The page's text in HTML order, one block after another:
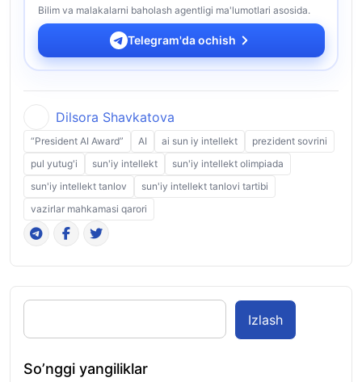
Bilim va malakalarni baholash agentligi ma'lumotlari asosida.
Telegram'da ochish
Dilsora Shavkatova
“President AI Award” AI ai sun iy intellekt
prezident sovrini
pul yutug'i
sun'iy intellekt
sun'iy intellekt olimpiada
sun'iy intellekt tanlov
sun'iy intellekt tanlovi tartibi
vazirlar mahkamasi qarori
Izlash
So’nggi yangiliklar